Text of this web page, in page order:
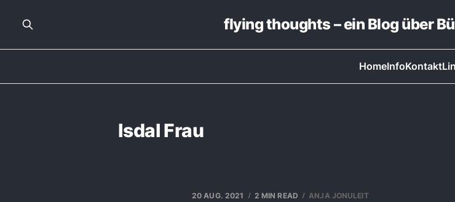
flying thoughts – ein Blog über
HomeInfoKontakt
Isdal Frau
20 AUG. 2021 2 MIN READ ANJA JONULEIT